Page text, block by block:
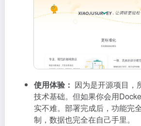
使用体验： 因为是开源项目，
技术基础。但如果你会用
实不难。部署完成后，功能完
制，数据也完全在自己手里。